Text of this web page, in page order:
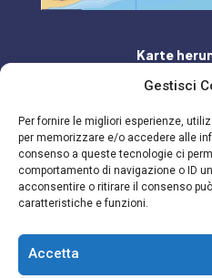
Gestisci
Per fornire le migliori esperienze,
per memorizzare e/o accedere alle
consenso a queste tecnologie ci
comportamento di navigazione o ID
acconsentire o ritirare il consenso
caratteristiche e funzioni.
Accetta
Karte